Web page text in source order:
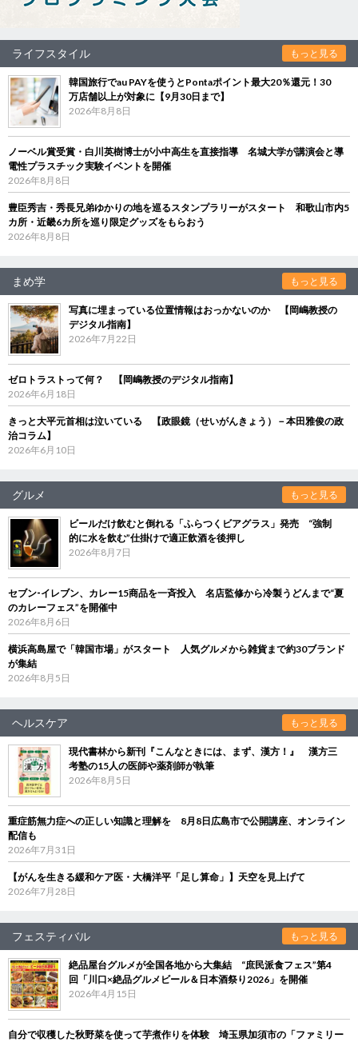
ライフスタイル もっと見る
韓国旅行でau PAYを使うとPontaポイント最大20％還元！30
万店舗以上が対象に【9月30日まで】
2026年8月8日
ノーベル賞受賞・白川英樹博士が小中高生を直接指導 名城大学が講演会と導
電性プラスチック実験イベントを開催
2026年8月8日
豊臣秀吉・秀長兄弟ゆかりの地を巡るスタンプラリーがスタート 和歌山市内5
カ所・近畿6カ所を巡り限定グッズをもらおう
2026年8月8日
まめ学 もっと見る
写真に埋まっている位置情報はおっかないのか 【岡嶋教授の
デジタル指南】
2026年7月22日
ゼロトラストって何？ 【岡嶋教授のデジタル指南】
2026年6月18日
きっと大平元首相は泣いている 【政眼鏡（せいがんきょう）－本田雅俊の政
治コラム】
2026年6月10日
グルメ もっと見る
ビールだけ飲むと倒れる「ふらつくビアグラス」発売 “強制
的に水を飲む”仕掛けで適正飲酒を後押し
2026年8月7日
セブン‐イレブン、カレー15商品を一斉投入 名店監修から冷製うどんまで“夏
のカレーフェス”を開催中
2026年8月6日
横浜高島屋で「韓国市場」がスタート 人気グルメから雑貨まで約30ブランド
が集結
2026年8月5日
ヘルスケア もっと見る
現代書林から新刊『こんなときには、まず、漢方！』 漢方三
考塾の15人の医師や薬剤師が執筆
2026年8月5日
重症筋無力症への正しい知識と理解を 8月8日広島市で公開講座、オンライン
配信も
2026年7月31日
【がんを生きる緩和ケア医・大橋洋平「足し算命」】天空を見上げて
2026年7月28日
フェスティバル もっと見る
絶品屋台グルメが全国各地から大集結 “庶民派食フェス”第4
回「川口×絶品グルメビール＆日本酒祭り2026」を開催
2026年4月15日
自分で収穫した秋野菜を使って芋煮作りを体験 埼玉県加須市の「ファミリー